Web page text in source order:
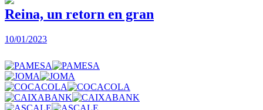
Reina, un retorn en gran
10/01/2023